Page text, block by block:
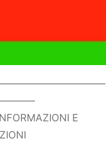
E